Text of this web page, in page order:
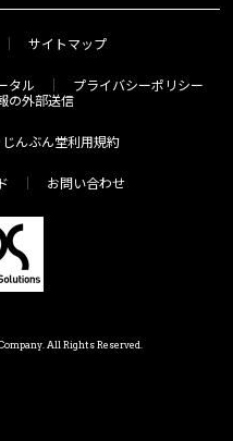
サイトマップ
タル
プライバシーポリシー
の外部送信
じんぶん堂利用規約
お問い合わせ
All Rights Reserved.